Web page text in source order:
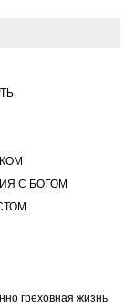
С БОГОМ
греховная жизнь